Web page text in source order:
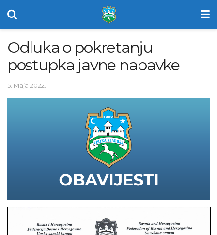
Odluka o pokretanju
postupka javne nabavke
5. Maja 2022.